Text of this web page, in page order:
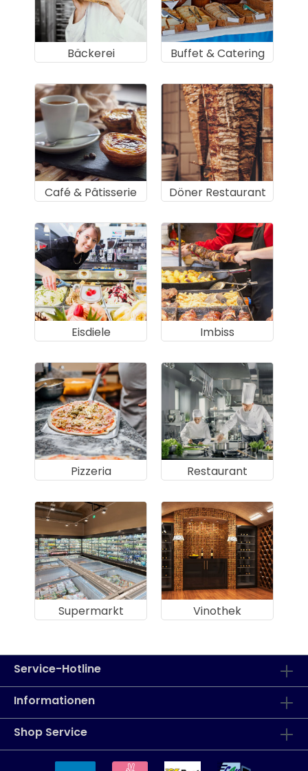
Bäckerei Buffet & Catering
Café & Pâtisserie Döner Restaurant
Eisdiele Imbiss
Pizzeria Restaurant
Supermarkt Vinothek
Service-Hotline
Informationen
Shop Service